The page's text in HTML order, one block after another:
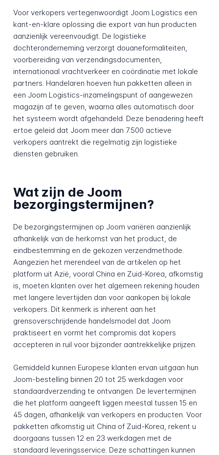
Voor verkopers vertegenwoordigt Joom Logistics een
kant-en-klare oplossing die export van hun producten
aanzienlijk vereenvoudigt. De logistieke
dochteronderneming verzorgt douaneformaliteiten,
voorbereiding van verzendingsdocumenten,
internationaal vrachtverkeer en coördinatie met lokale
partners. Handelaren hoeven hun pakketten alleen in
een Joom Logistics-inzamelingspunt of aangewezen
magazijn af te geven, waarna alles automatisch door
het systeem wordt afgehandeld. Deze benadering heeft
ertoe geleid dat Joom meer dan 7.500 actieve
verkopers aantrekt die regelmatig zijn logistieke
diensten gebruiken.
Wat zijn de Joom
bezorgingstermijnen?
De bezorgingstermijnen op Joom variëren aanzienlijk
afhankelijk van de herkomst van het product, de
eindbestemming en de gekozen verzendmethode.
Aangezien het merendeel van de artikelen op het
platform uit Azië, vooral China en Zuid-Korea, afkomstig
is, moeten klanten over het algemeen rekening houden
met langere levertijden dan voor aankopen bij lokale
verkopers. Dit kenmerk is inherent aan het
grensoverschrijdende handelsmodel dat Joom
praktiseert en vormt het compromis dat kopers
accepteren in ruil voor bijzonder aantrekkelijke prijzen.
Gemiddeld kunnen Europese klanten ervan uitgaan hun
Joom-bestelling binnen 20 tot 25 werkdagen voor
standaardverzending te ontvangen. De levertermijnen
die het platform aangeeft liggen meestal tussen 15 en
45 dagen, afhankelijk van verkopers en producten. Voor
pakketten afkomstig uit China of Zuid-Korea, rekent u
doorgaans tussen 12 en 23 werkdagen met de
standaard leveringsservice. Deze schattingen kunnen